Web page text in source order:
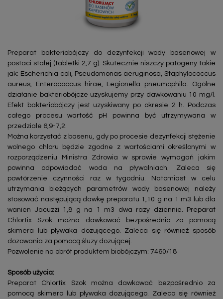
Preparat bakteriobójczy do dezynfekcji wody basenowej w
postaci stałej (tabletki 2,7 g). Skutecznie niszczy patogeny takie
jak: Escherichia coli, Pseudomonas aeruginosa, Staphylococcus
aureus, Enterococcus hirae, Legionella pneumophila. Ogólne
działanie bakteriobójcze uzyskujemy przy dawkowaniu 10 mg/l.
Efekt bakteriobójczy jest uzyskiwany po okresie 2 h. Podczas
całego procesu wartość pH powinna być utrzymywana w
przedziale 6,9-7,2.
Można korzystać z basenu, gdy po procesie dezynfekcji stężenie
wolnego chloru będzie zgodne z wartościami określonymi w
rozporządzeniu Ministra Zdrowia w sprawie wymagań jakim
powinna odpowiadać woda na pływalniach. Zaleca się
powtórzenie czynności raz w tygodniu. Natomiast w celu
utrzymania bieżących parametrów wody basenowej należy
stosować następującą dawkę preparatu 1,10 g na 1 m3 lub dla
wanien Jacuzzi 1,8 g na 1 m3 dwa razy dziennie. Preparat
Chlortix Szok można dawkować bezpośrednio za pomocą
skimera lub pływaka dozującego. Zaleca się również sposób
dozowania za pomocą śluzy dozującej.
Pozwolenie na obrót produktem biobójczym: 7460/18
Sposób użycia:
Preparat Chlortix Szok można dawkować bezpośrednio za
pomocą skimera lub pływaka dozującego. Zaleca się również